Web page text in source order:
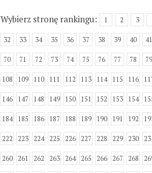
Wybierz stronę rankingu: 1 2 3
32 33 34 35 36 37 38 39 40 41
70 71 72 73 74 75 76 77 78 79
108 109 110 111 112 113 114 115 116
146 147 148 149 150 151 152 153 154
184 185 186 187 188 189 190 191 192
222 223 224 225 226 227 228 229 230
260 261 262 263 264 265 266 267 268